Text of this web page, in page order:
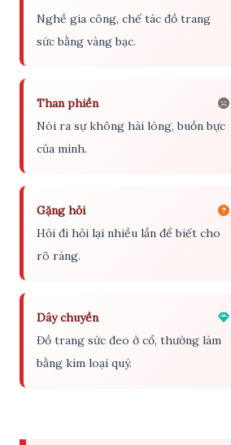
Nghề gia công, chế tác đồ trang
sức bằng vàng bạc.
Than phiền
Nói ra sự không hài lòng, buồn bực
của mình.
Gặng hỏi
Hỏi đi hỏi lại nhiều lần để biết cho
rõ ràng.
Dây chuyền
Đồ trang sức đeo ở cổ, thường làm
bằng kim loại quý.